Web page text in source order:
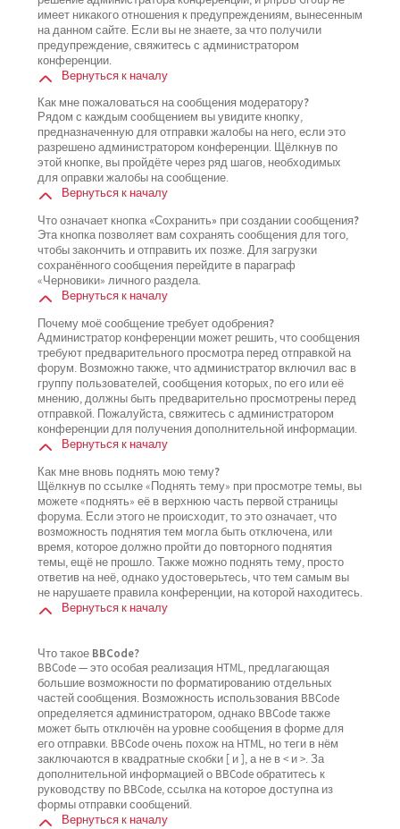
имеет никакого отношения к предупреждениям, вынесенным
на данном сайте. Если вы не знаете, за что получили
предупреждение, свяжитесь с администратором
конференции.
Вернуться к началу
Как мне пожаловаться на сообщения модератору?
Рядом с каждым сообщением вы увидите кнопку,
предназначенную для отправки жалобы на него, если это
разрешено администратором конференции. Щёлкнув по
этой кнопке, вы пройдёте через ряд шагов, необходимых
для оправки жалобы на сообщение.
Вернуться к началу
Что означает кнопка «Сохранить» при создании сообщения?
Эта кнопка позволяет вам сохранять сообщения для того,
чтобы закончить и отправить их позже. Для загрузки
сохранённого сообщения перейдите в параграф
«Черновики» личного раздела.
Вернуться к началу
Почему моё сообщение требует одобрения?
Администратор конференции может решить, что сообщения
требуют предварительного просмотра перед отправкой на
форум. Возможно также, что администратор включил вас в
группу пользователей, сообщения которых, по его или её
мнению, должны быть предварительно просмотрены перед
отправкой. Пожалуйста, свяжитесь с администратором
конференции для получения дополнительной информации.
Вернуться к началу
Как мне вновь поднять мою тему?
Щёлкнув по ссылке «Поднять тему» при просмотре темы, вы
можете «поднять» её в верхнюю часть первой страницы
форума. Если этого не происходит, то это означает, что
возможность поднятия тем могла быть отключена, или
время, которое должно пройти до повторного поднятия
темы, ещё не прошло. Также можно поднять тему, просто
ответив на неё, однако удостоверьтесь, что тем самым вы
не нарушаете правила конференции, на которой находитесь.
Вернуться к началу
Что такое BBCode?
BBCode — это особая реализация HTML, предлагающая
большие возможности по форматированию отдельных
частей сообщения. Возможность использования BBCode
определяется администратором, однако BBCode также
может быть отключён на уровне сообщения в форме для
его отправки. BBCode очень похож на HTML, но теги в нём
заключаются в квадратные скобки [ и ], а не в < и >. За
дополнительной информацией о BBCode обратитесь к
руководству по BBCode, ссылка на которое доступна из
формы отправки сообщений.
Вернуться к началу